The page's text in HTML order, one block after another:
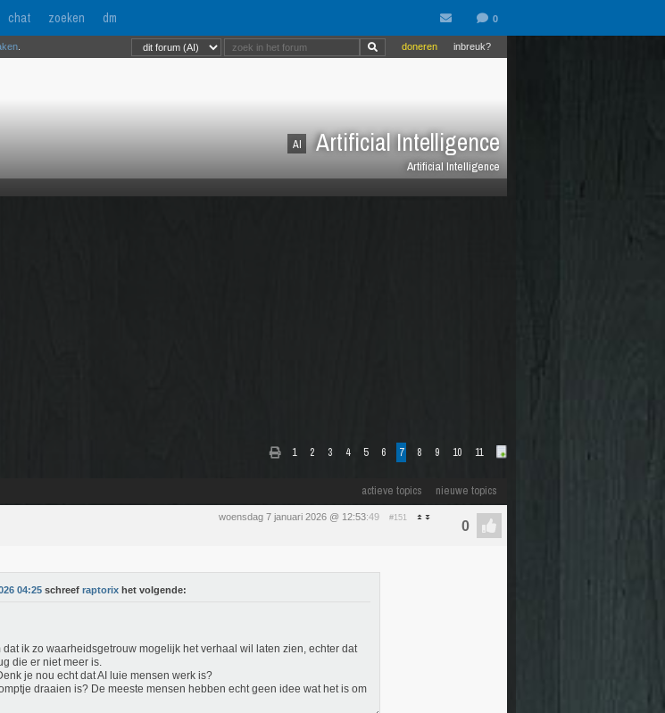
chat zoeken dm
AI Artificial Intelligence
Artificial Intelligence
inbreuk?
doneren
1 2 3 4 5 6 7 8 9 10 11
actieve topics nieuwe topics
woensdag 7 januari 2026 @ 12:53:49 #151
04:25 schreef raptorix het volgende:
dat ik zo waarheidsgetrouw mogelijk het verhaal wil laten zien, echter dat
die er niet meer is.
je nou echt dat AI luie mensen werk is?
draaien is? De meeste mensen hebben echt geen idee wat het is om